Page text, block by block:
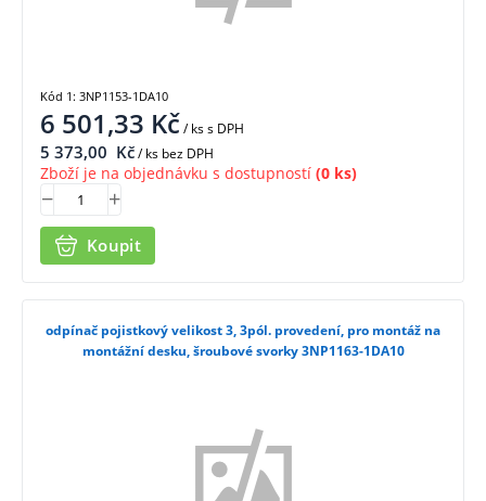
6 501,33 Kč/ kss DPH
5 373,00 Kč/ ks bez DPH
Zboží je na objednávku s dostupností (0 ks)
Koupit
Kód 1: 3NP1153-1DA10
odpínač pojistkový velikost 3, 3pól. provedení, pro montáž na
montážní desku, šroubové svorky 3NP1163-1DA10